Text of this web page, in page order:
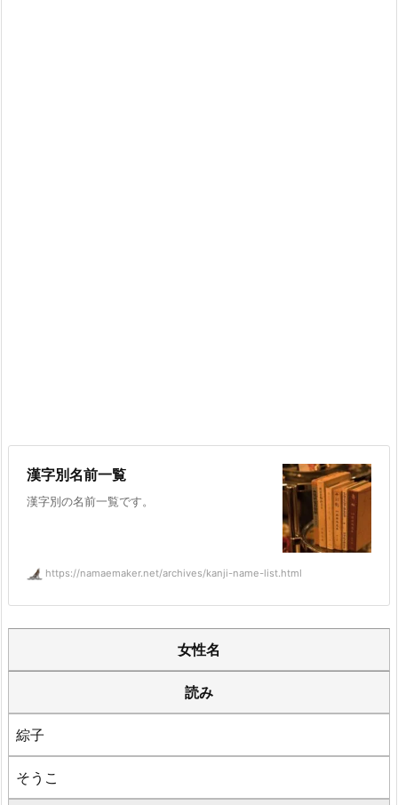
漢字別名前一覧
漢字別の名前一覧です。
https://namaemaker.net/archives/kanji-name-list.html
女性名
読み
綜子
そうこ